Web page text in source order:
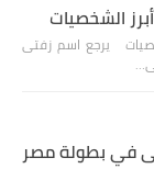
الشخصيات
يرجع اسم زفتى
في بطولة مصر